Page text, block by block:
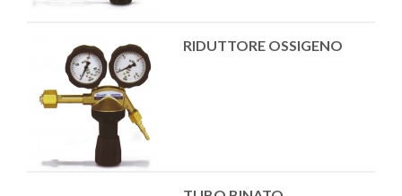
RIDUTTORE OSSIGENO